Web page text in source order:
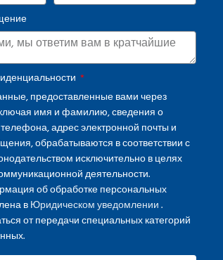
предоставленные вами через
имя и фамилию, сведения о
адрес электронной почты и
обрабатываются в соответствии с
исключительно в целях
деятельности.
об обработке персональных
вЮридическом уведомлении.
от передачи специальных категорий